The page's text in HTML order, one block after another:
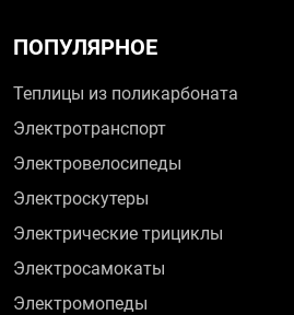
ПОПУЛЯРНОЕ
Теплицы из поликарбоната
Электротранспорт
Электровелосипеды
Электроскутеры
Электрические трициклы
Электросамокаты
Электромопеды